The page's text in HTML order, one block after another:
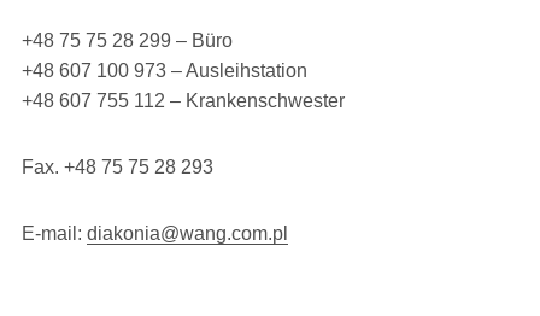
+48 75 75 28 299 – Büro
+48 607 100 973 – Ausleihstation
+48 607 755 112 – Krankenschwester
Fax. +48 75 75 28 293
E-mail: diakonia@wang.com.pl